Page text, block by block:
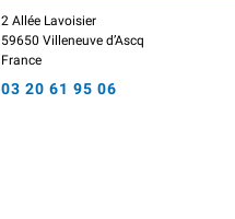
2 Allée Lavoisier
59650 Villeneuve d’Ascq
France
03 20 61 95 06